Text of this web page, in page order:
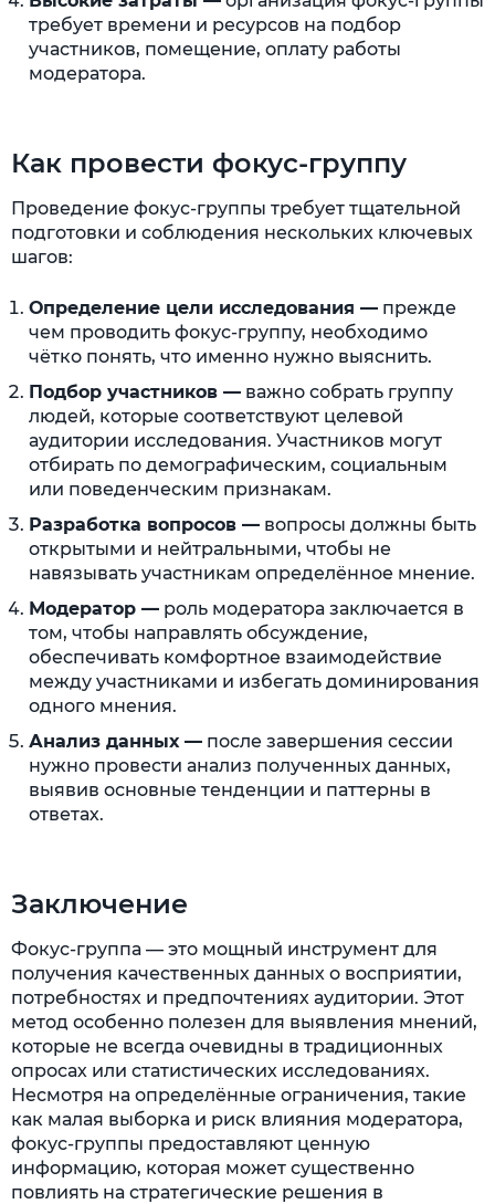
требует времени и ресурсов на подбор
участников, помещение, оплату работы
модератора.
Как провести фокус-группу
Проведение фокус-группы требует тщательной
подготовки и соблюдения нескольких ключевых
шагов:
Определение цели исследования — прежде
чем проводить фокус-группу, необходимо
чётко понять, что именно нужно выяснить.
Подбор участников — важно собрать группу
людей, которые соответствуют целевой
аудитории исследования. Участников могут
отбирать по демографическим, социальным
или поведенческим признакам.
Разработка вопросов — вопросы должны быть
открытыми и нейтральными, чтобы не
навязывать участникам определённое мнение.
Модератор — роль модератора заключается в
том, чтобы направлять обсуждение,
обеспечивать комфортное взаимодействие
между участниками и избегать доминирования
одного мнения.
Анализ данных — после завершения сессии
нужно провести анализ полученных данных,
выявив основные тенденции и паттерны в
ответах.
Заключение
Фокус-группа — это мощный инструмент для
получения качественных данных о восприятии,
потребностях и предпочтениях аудитории. Этот
метод особенно полезен для выявления мнений,
которые не всегда очевидны в традиционных
опросах или статистических исследованиях.
Несмотря на определённые ограничения, такие
как малая выборка и риск влияния модератора,
фокус-группы предоставляют ценную
информацию, которая может существенно
повлиять на стратегические решения в